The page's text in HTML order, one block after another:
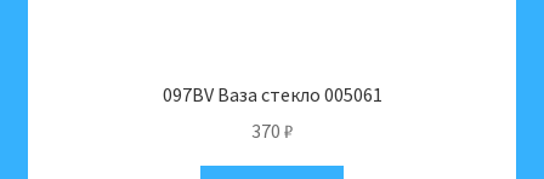
097BV Ваза стекло 005061
370 ₽